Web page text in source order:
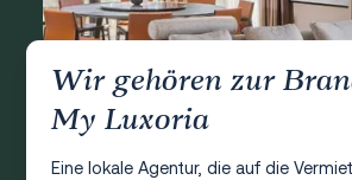
Wir gehören zur
My Luxoria
Eine lokale Agentur, die auf die